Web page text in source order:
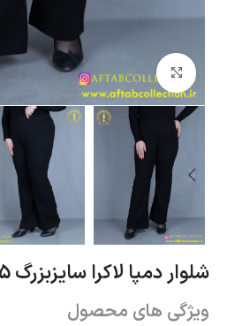
بزرگنمایی تصویر
شلوار دمپا لاکرا سایزبزرگ 5385
ویژگی های محصول